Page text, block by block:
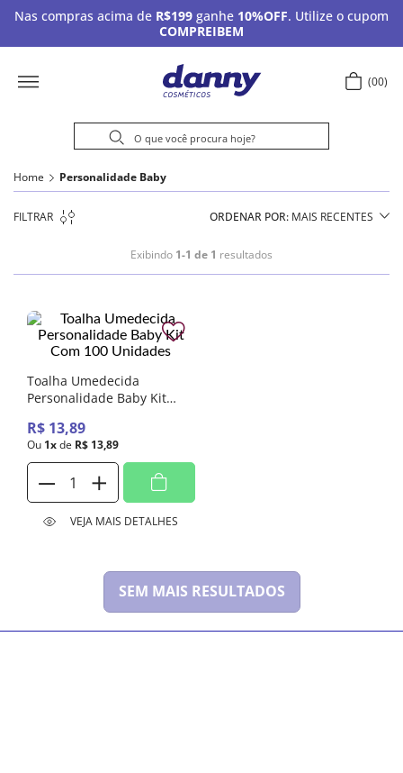
Nas compras acima de R$199 ganhe 10%OFF. Utilize o cupom
COMPREIBEM
00
Home Personalidade Baby
FILTRAR ORDENAR POR MAIS RECENTES
Exibindo 1-1 de 1 resultados
Toalha Umedecida
Personalidade Baby Kit
R$ 13,89
Ou 1xde R$ 13,89
VEJA MAIS DETALHES
SEM MAIS RESULTADOS